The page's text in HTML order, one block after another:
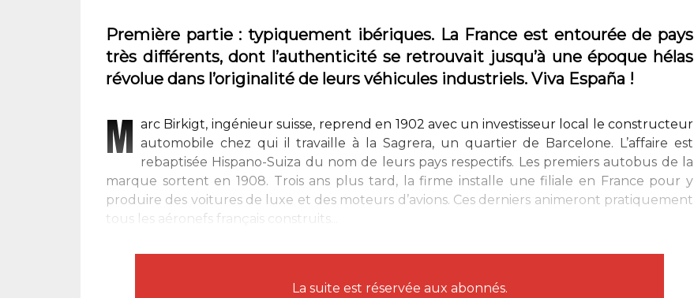
Première partie : typiquement ibériques. La France est entourée de pays
très différents, dont l’authenticité se retrouvait jusqu’à une époque hélas
révolue dans l’originalité de leurs véhicules industriels. Viva España !
M arc Birkigt, ingénieur suisse, reprend en 1902 avec un investisseur local le constructeur
automobile chez qui il travaille à la Sagrera, un quartier de Barcelone. L’affaire est
rebaptisée Hispano-Suiza du nom de leurs pays respectifs. Les premiers autobus de la
marque sortent en 1908. Trois ans plus tard, la firme installe une filiale en France pour y
produire des voitures de luxe et des moteurs d’avions. Ces derniers animeront pratiquement
tous les aéronefs français construits...
La suite est réservée aux abonnés.